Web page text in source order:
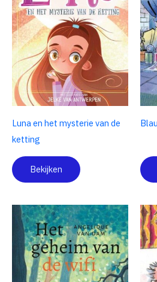
Luna en het mysterie van de
ketting
Bekijken